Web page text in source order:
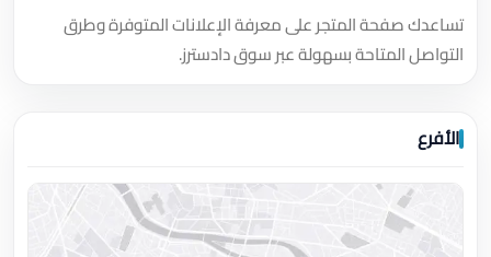
تساعدك صفحة المتجر على معرفة الإعلانات المتوفرة وطرق
التواصل المتاحة بسهولة عبر سوق دادسترز.
الأفرع